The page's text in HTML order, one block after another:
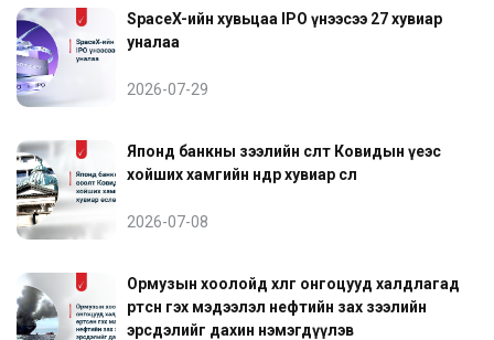
SpaceX-ийн хувьцаа IPO үнээсээ 27 хувиар
уналаа
2026-07-29
Японд банкны зээлийн өсөлт Ковидын үеэс
хойших хамгийн өндөр хувиар өслөө
2026-07-08
Ормузын хоолойд хөлөг онгоцууд халдлагад
өртсөн гэх мэдээлэл нефтийн зах зээлийн
эрсдэлийг дахин нэмэгдүүлэв